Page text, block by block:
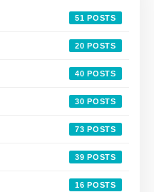
51
20
40
30
73
39
16